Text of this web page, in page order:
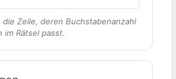
die Zeile, deren Buchstabenanzahl
im Rätsel passt.